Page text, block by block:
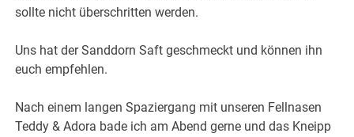
sollte nicht überschritten werden.
Uns hat der Sanddorn Saft geschmeckt und können ihn
euch empfehlen.
Nach einem langen Spaziergang mit unseren Fellnasen
Teddy & Adora bade ich am Abend gerne und das Kneipp